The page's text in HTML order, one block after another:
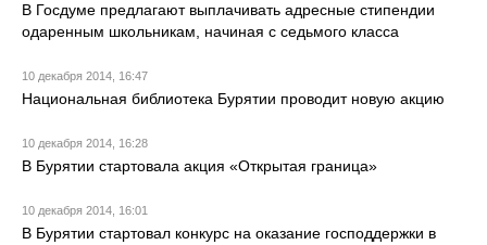
В Госдуме предлагают выплачивать адресные стипендии
одаренным школьникам, начиная с седьмого класса
10 декабря 2014, 16:47
Национальная библиотека Бурятии проводит новую акцию
10 декабря 2014, 16:28
В Бурятии стартовала акция «Открытая граница»
10 декабря 2014, 16:01
В Бурятии стартовал конкурс на оказание господдержки в